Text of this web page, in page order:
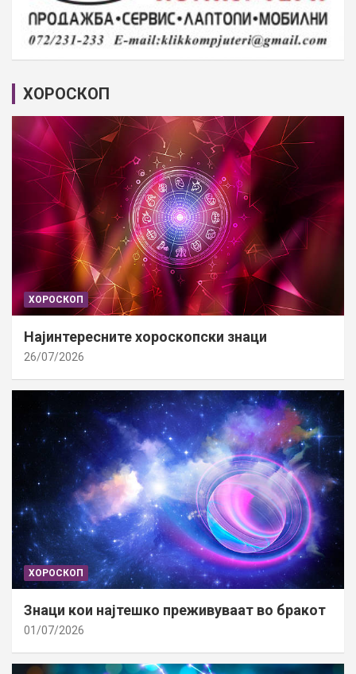
ХОРОСКОП
ХОРОСКОП
Најинтересните хороскопски знаци
26/07/2026
ХОРОСКОП
Знаци кои најтешко преживуваат во бракот
01/07/2026